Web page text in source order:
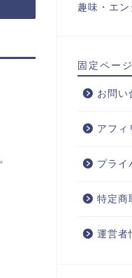
趣味・エン
固定ページ
お問い
アフィ
プライ
特定商
運営者